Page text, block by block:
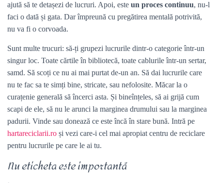
ajută să te detașezi de lucruri. Apoi, este un proces continuu, nu-l
faci o dată și gata. Dar împreună cu pregătirea mentală potrivită,
nu va fi o corvoada.
Sunt multe trucuri: să-ți grupezi lucrurile dintr-o categorie într-un
singur loc. Toate cărtile în bibliotecă, toate cablurile într-un sertar,
samd. Să scoți ce nu ai mai purtat de-un an. Să dai lucrurile care
nu te fac sa te simți bine, stricate, sau nefolosite. Măcar la o
curațenie generală să încerci asta. Și bineînțeles, să ai grijă cum
scapi de ele, să nu le arunci la marginea drumului sau la marginea
padurii. Vinde sau donează ce este încă în stare bună. Intră pe
hartareciclarii.ro și vezi care-i cel mai apropiat centru de reciclare
pentru lucrurile pe care le ai tu.
Nu eticheta este importantă